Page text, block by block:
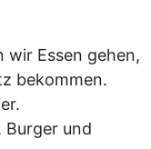
wir Essen gehen,
bekommen.
Burger und